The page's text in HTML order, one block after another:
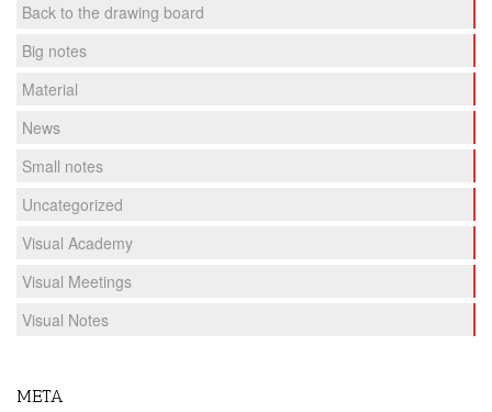
Back to the drawing board
Big notes
Material
News
Small notes
Uncategorized
Visual Academy
Visual Meetings
Visual Notes
META